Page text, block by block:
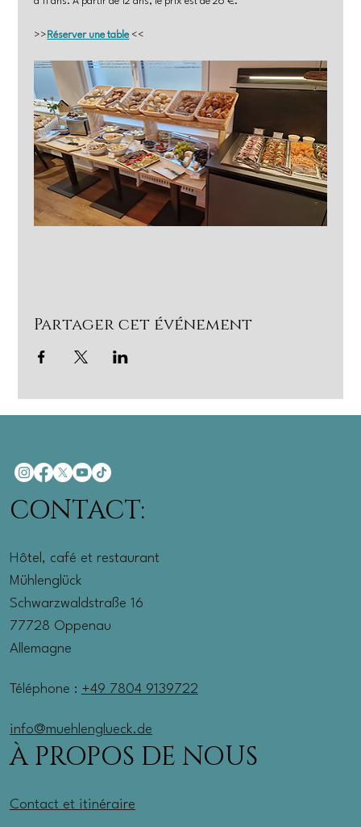
>> Réserver une table <<
Partager cet événement
CONTACT:
Hôtel, café et restaurant
Mühlenglück
Schwarzwaldstraße 16
77728 Oppenau
Allemagne
Téléphone : +49 7804 9139722
info@muehlenglueck.de
À PROPOS DE NOUS
Contact et itinéraire